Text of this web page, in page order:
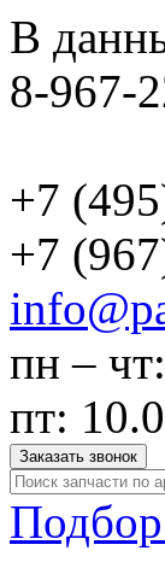
В
8-967-
+7
+7
пн –
пт:
Заказать звонок
Подбор